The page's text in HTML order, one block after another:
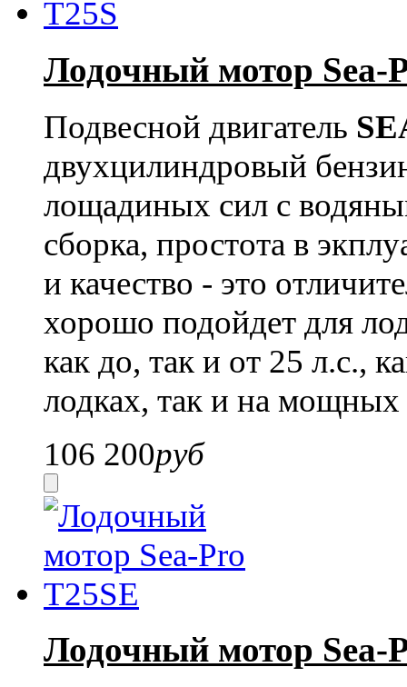
Лодочный мотор Sea-
Подвесной двигатель
двухцилиндровый
лощадиных сил с
сборка, простота в
и качество - это
хорошо подойдет для
как до, так и от 25 л.с.,
лодках, так и на
106 200руб
Лодочный мотор Sea-